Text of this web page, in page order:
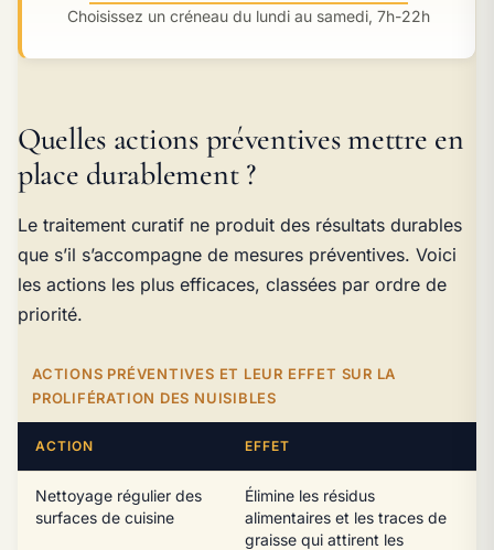
Choisissez un créneau du lundi au samedi, 7h-22h
Quelles actions préventives mettre en
place durablement ?
Le traitement curatif ne produit des résultats durables
que s’il s’accompagne de mesures préventives. Voici
les actions les plus efficaces, classées par ordre de
priorité.
ACTIONS PRÉVENTIVES ET LEUR EFFET SUR LA
PROLIFÉRATION DES NUISIBLES
ACTION EFFET
Nettoyage régulier des
surfaces de cuisine
Élimine les résidus
alimentaires et les traces de
graisse qui attirent les